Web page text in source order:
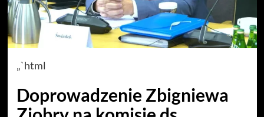
„`html
Doprowadzenie Zbigniewa